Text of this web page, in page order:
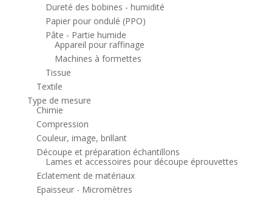
Dureté des bobines - humidité
Papier pour ondulé (PPO)
Pâte - Partie humide
Appareil pour raffinage
Machines à formettes
Tissue
Textile
Type de mesure
Chimie
Compression
Couleur, image, brillant
Découpe et préparation échantillons
Lames et accessoires pour découpe éprouvettes
Eclatement de matériaux
Epaisseur - Micromètres